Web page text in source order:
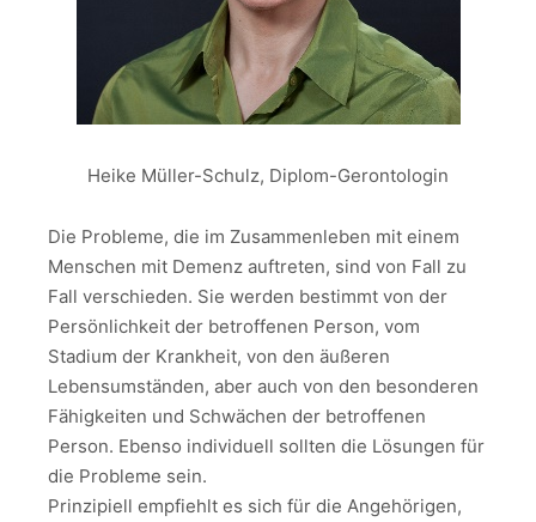
Heike Müller-Schulz, Diplom-Gerontologin
Die Probleme, die im Zusammenleben mit einem
Menschen mit Demenz auftreten, sind von Fall zu
Fall verschieden. Sie werden bestimmt von der
Persönlichkeit der betroffenen Person, vom
Stadium der Krankheit, von den äußeren
Lebensumständen, aber auch von den besonderen
Fähigkeiten und Schwächen der betroffenen
Person. Ebenso individuell sollten die Lösungen für
die Probleme sein.
Prinzipiell empfiehlt es sich für die Angehörigen,